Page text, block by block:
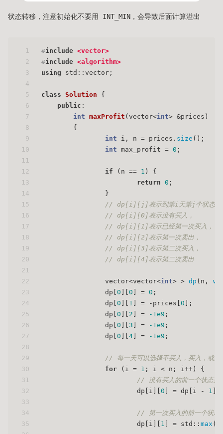
状态转移，注意初始化不要用 INT_MIN，会导致后面计算溢出
1
2
3
4
5
6
7
8
9
10
11
12
13
14
15
16
17
18
19
20
21
22
23
24
25
26
27
28
29
30
31
32
33
34
35
#include <vector>
#include <algorithm>
using std::vector;
class Solution {
public :
int maxProfit (vector<int> &prices)
{
int i, n = prices. size ();
int max_profit = 0 ;
if (n == 1 ) {
return 0 ;
                }
// dp[i][j]表示到第i天第j个状态的
// dp[i][0]表示没有买入，
// dp[i][1]表示已经第一次买入，
// dp[i][2]表示第一次卖出，
// dp[i][3]表示第二次买入，
// dp[i][4]表示第二次卖出
                vector<vector<
int> > dp (n,
                dp[
0 0 ] = 0 ;
                dp[
0 1 ] = -prices[ 0 ];
                dp[
0 2 ] = -1e9 ;
                dp[
0 3 ] = -1e9 ;
                dp[
0 4 ] = -1e9 ;
// 每一天可以选择不买入，买入，或卖
for (i = 1 ; i < n; i++) {
// 没有买入的前一个状态是
                        dp[i][
0 ] = dp[i - 1
// 第一次买入的前一个状态
                        dp[i][
1 ] = std:: max